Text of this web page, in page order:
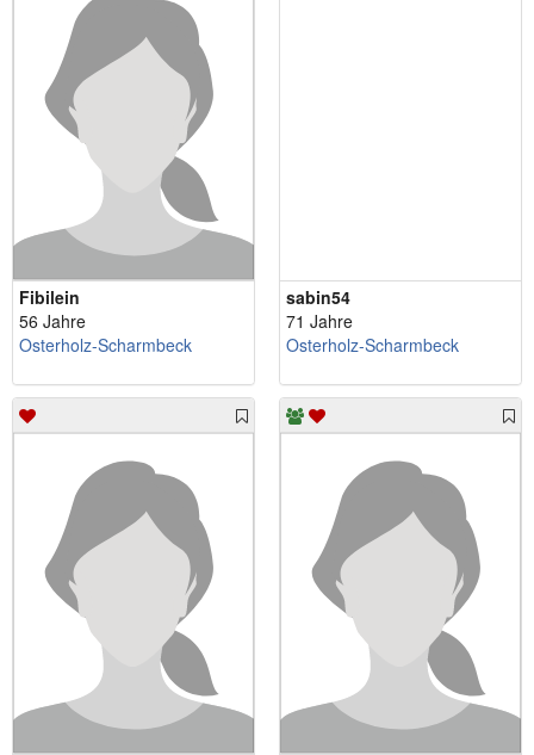
Fibilein
56 Jahre
Osterholz-Scharmbeck
sabin54
71 Jahre
Osterholz-Scharmbeck